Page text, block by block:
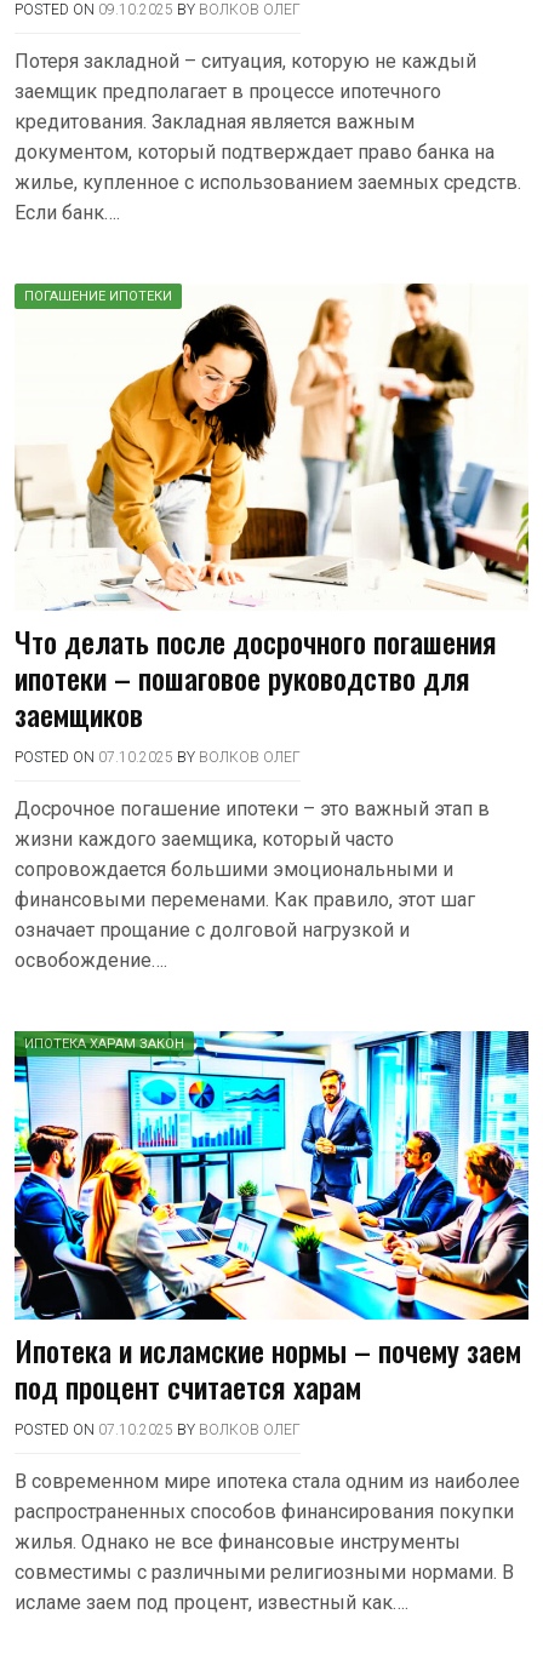
POSTED ON 09.10.2025 BY ВОЛКОВ ОЛЕГ
Потеря закладной – ситуация, которую не каждый
заемщик предполагает в процессе ипотечного
кредитования. Закладная является важным
документом, который подтверждает право банка на
жилье, купленное с использованием заемных средств.
Если банк….
ПОГАШЕНИЕ ИПОТЕКИ
Что делать после досрочного погашения
ипотеки – пошаговое руководство для
заемщиков
POSTED ON 07.10.2025 BY ВОЛКОВ ОЛЕГ
Досрочное погашение ипотеки – это важный этап в
жизни каждого заемщика, который часто
сопровождается большими эмоциональными и
финансовыми переменами. Как правило, этот шаг
означает прощание с долговой нагрузкой и
освобождение….
ИПОТЕКА ХАРАМ ЗАКОН
Ипотека и исламские нормы – почему заем
под процент считается харам
POSTED ON 07.10.2025 BY ВОЛКОВ ОЛЕГ
В современном мире ипотека стала одним из наиболее
распространенных способов финансирования покупки
жилья. Однако не все финансовые инструменты
совместимы с различными религиозными нормами. В
исламе заем под процент, известный как….